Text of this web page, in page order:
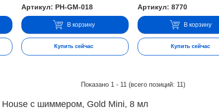
Артикул: PH-GM-018
В корзину
Купить сейчас
Артикул: 8770
В корзину
Купить сейчас
Показано 1 - 11 (всего позиций: 11)
с шиммером, Gold Mini, 8 мл